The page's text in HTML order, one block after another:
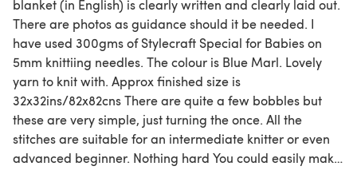
blanket (in English) is clearly written and clearly laid out.
There are photos as guidance should it be needed. I
have used 300gms of Stylecraft Special for Babies on
5mm knittiing needles. The colour is Blue Marl. Lovely
yarn to knit with. Approx finished size is
32x32ins/82x82cns There are quite a few bobbles but
these are very simple, just turning the once. All the
stitches are suitable for an intermediate knitter or even
advanced beginner. Nothing hard You could easily make